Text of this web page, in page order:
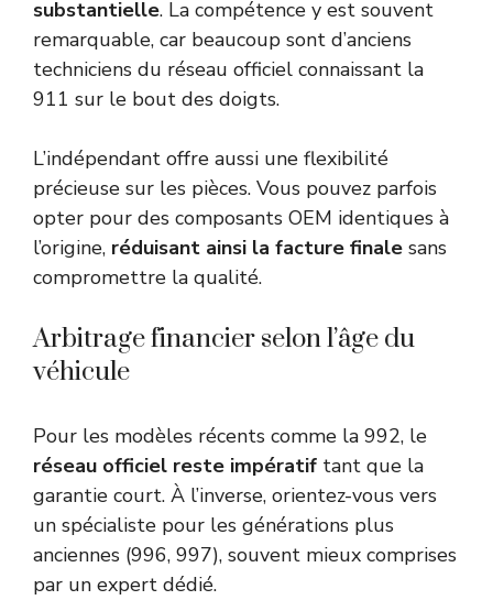
substantielle. La compétence y est souvent
remarquable, car beaucoup sont d’anciens
techniciens du réseau officiel connaissant la
911 sur le bout des doigts.
L’indépendant offre aussi une flexibilité
précieuse sur les pièces. Vous pouvez parfois
opter pour des composants OEM identiques à
l’origine, réduisant ainsi la facture finale sans
compromettre la qualité.
Arbitrage financier selon l’âge du
véhicule
Pour les modèles récents comme la 992, le
réseau officiel reste impératif tant que la
garantie court. À l’inverse, orientez-vous vers
un spécialiste pour les générations plus
anciennes (996, 997), souvent mieux comprises
par un expert dédié.